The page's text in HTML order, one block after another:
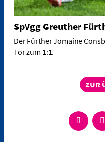
SpVgg Greuther
Der Fürther Jomaine
Tor zum 1:1.
ZUR